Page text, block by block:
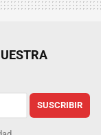
SUSCRIBIR